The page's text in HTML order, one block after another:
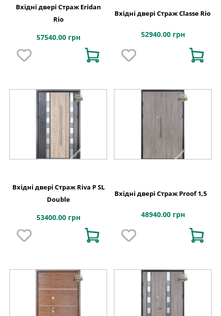
Вхідні двері Страж Eridan
Rio
57540.00 грн
Вхідні двері Страж Classe Rio
52940.00 грн
Вхідні двері Страж Riva P SL
Double
53400.00 грн
Вхідні двері Страж Proof 1,5
48940.00 грн